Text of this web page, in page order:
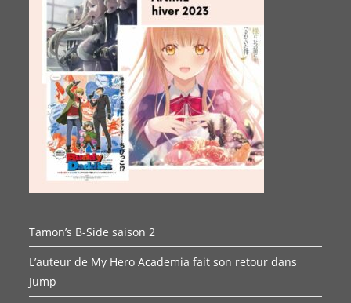
Tamon’s B-Side saison 2
L’auteur de My Hero Academia fait son retour dans
Jump